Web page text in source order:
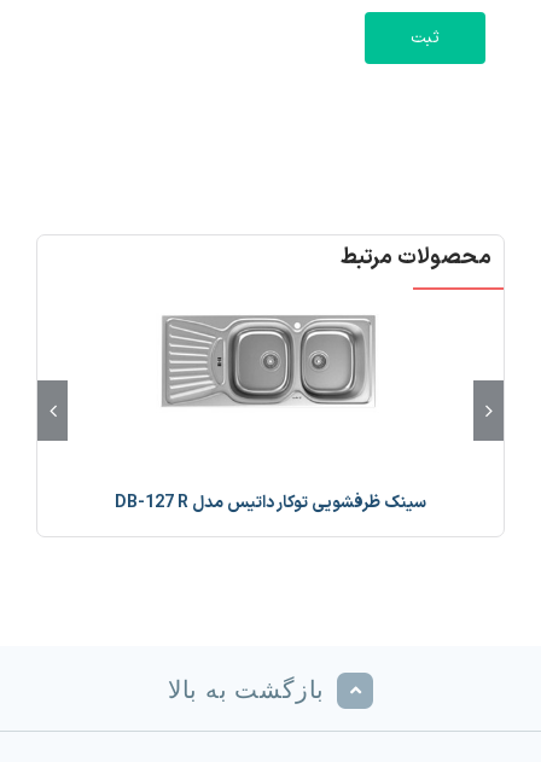
محصولات مرتبط
سینک ظرفشویی توکار داتیس مدل DB-127 R
بازگشت به بالا